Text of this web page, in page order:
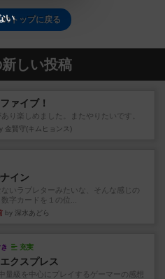
のトップに戻る
しい投稿
ァイブ！
あり楽しめました。またやりたいです。
金賢守(キムヒョンス)
イン
ないラブレターみたいな、そんな感じの
字カードを１の位...
by 深水あどら
充実
クスプレス
量級を中心にプレイするゲーマーの感想
い